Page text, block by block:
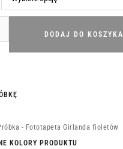
DODAJ DO KOSZYKA
- Fototapeta Girlanda fioletów
KOLORY PRODUKTU